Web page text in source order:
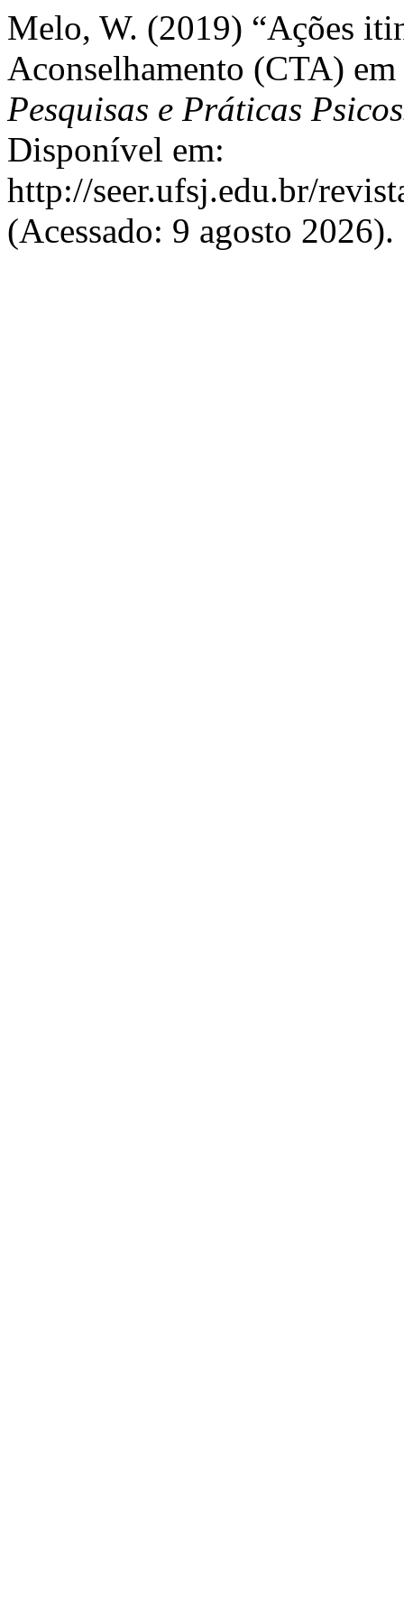
Melo, W. (2019) “Ações
Aconselhamento (CTA)
Pesquisas e Práticas
Disponível em:
http://seer.ufsj.edu.br/
(Acessado: 9 agosto 2026).